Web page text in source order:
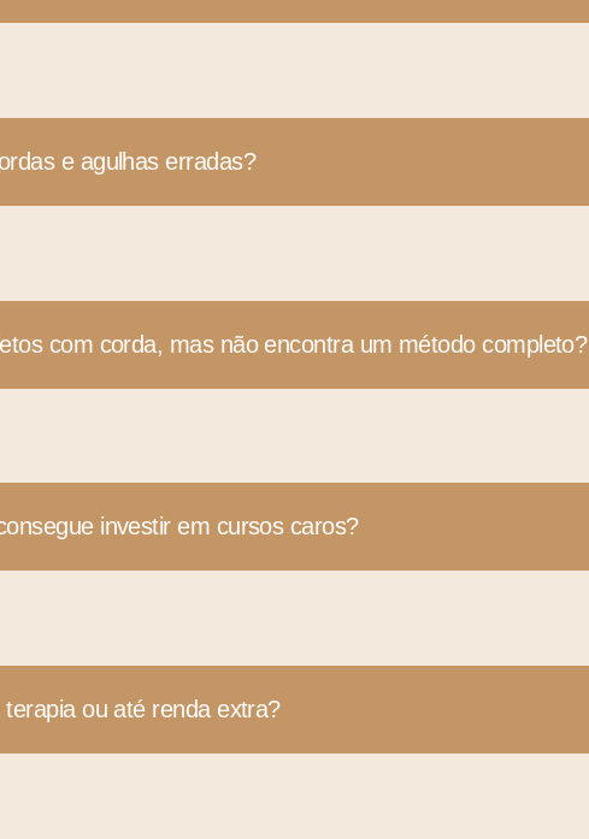
e agulhas erradas?
com corda, mas não encontra um método completo?
investir em cursos caros?
ou até renda extra?